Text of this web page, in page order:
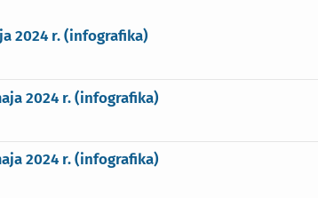
2024 r. (infografika)
2024 r. (infografika)
2024 r. (infografika)